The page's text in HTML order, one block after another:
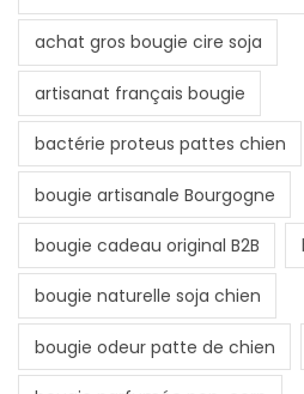
achat gros bougie cire soja
artisanat français bougie
bactérie proteus pattes chien
bougie artisanale Bourgogne
bougie cadeau original B2B
bougie naturelle soja chien
bougie odeur patte de chien